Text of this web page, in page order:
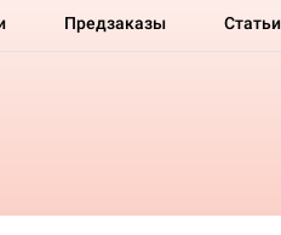
Предзаказы Статьи